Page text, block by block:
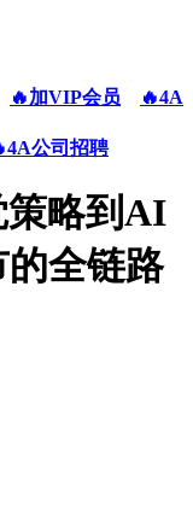
🔥加VIP会员
🔥4A
公司招聘
策略到AI
全链路